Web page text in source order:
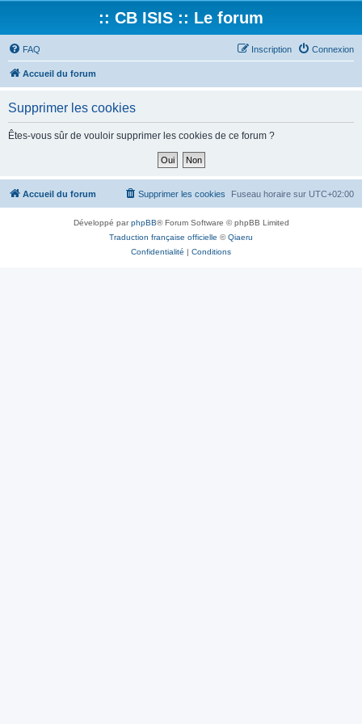
:: CB ISIS :: Le forum
FAQ Connexion
Inscription
Accueil du forum
Supprimer les cookies
Êtes-vous sûr de vouloir supprimer les cookies de ce forum ?
Accueil du forum Fuseau horaire sur UTC+02:00
Supprimer les cookies
Développé parphpBB® Forum Software © phpBB Limited
Traduction française officielle ©Qiaeru
Confidentialité | Conditions